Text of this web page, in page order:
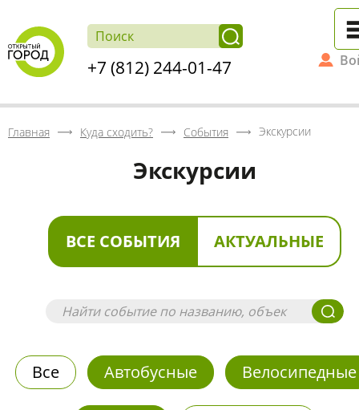
+7 (812) 244-01-47
Главная Куда сходить? События Экскурсии
Экскурсии
ВСЕ СОБЫТИЯ АКТУАЛЬНЫЕ
Все Автобусные Велосипедные